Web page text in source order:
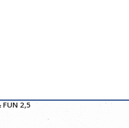
FUN 2,5